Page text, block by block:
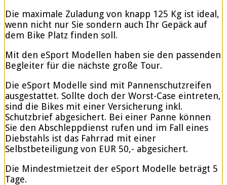
Die maximale Zuladung von knapp 125 Kg ist ideal,
wenn nicht nur Sie sondern auch Ihr Gepäck auf
dem Bike Platz finden soll.
Mit den eSport Modellen haben sie den passenden
Begleiter für die nächste große Tour.
Die eSport Modelle sind mit Pannenschutzreifen
ausgestattet. Sollte doch der Worst-Case eintreten,
sind die Bikes mit einer Versicherung inkl.
Schutzbrief abgesichert. Bei einer Panne können
Sie den Abschleppdienst rufen und im Fall eines
Diebstahls ist das Fahrrad mit einer
Selbstbeteiligung von EUR 50,- abgesichert.
Die Mindestmietzeit der eSport Modelle beträgt 5
Tage.